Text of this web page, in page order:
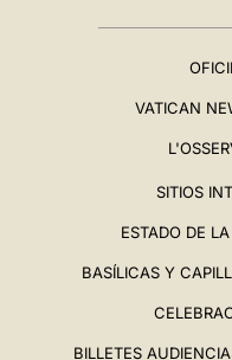
VATICAN
SITIOS
ESTADO DE
BASÍLICAS Y
BILLETES